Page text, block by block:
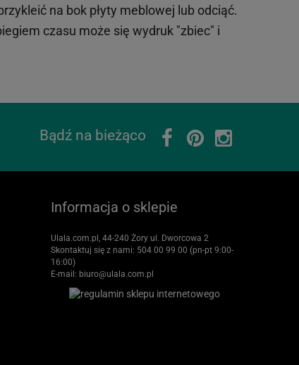
na bok płyty meblowej lub odciąć.
czasu może się wydruk "zbiec" i
Bądź na bieżąco
Informacja o sklepie
Ulala.com.pl, 44-240 Żory ul. Dworcowa 2
Skontaktuj się z nami: 504 00 99 00 (pn-pt 9:00-
16:00)
E-mail: biuro@ulala.com.pl